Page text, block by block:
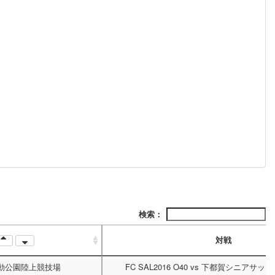
検索：
対戦
公園陸上競技場 FC SAL2016 O40 vs 下都賀シニアサッ